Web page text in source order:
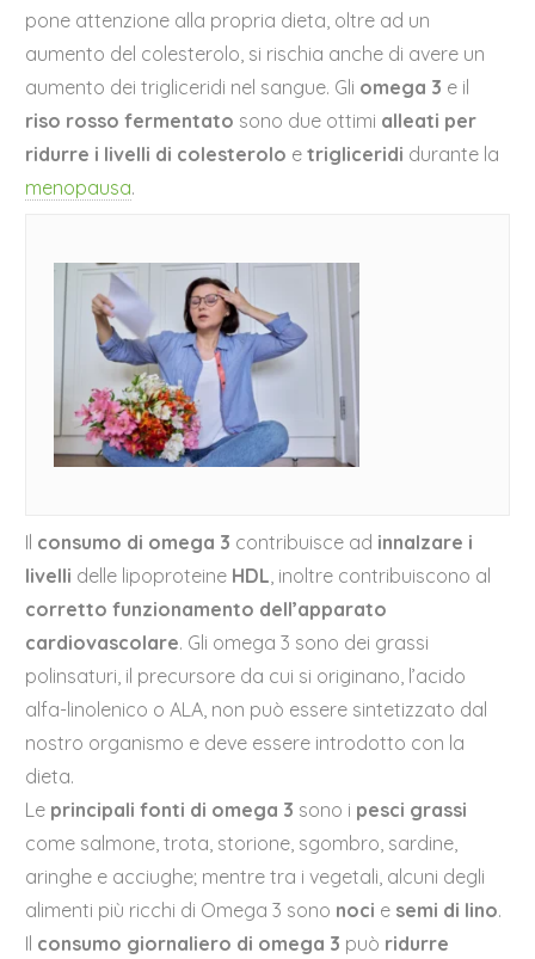
pone attenzione alla propria dieta, oltre ad un
aumento del colesterolo, si rischia anche di avere un
aumento dei trigliceridi nel sangue. Gli omega 3 e il
riso rosso fermentato sono due ottimi alleati per
ridurre i livelli di colesterolo etrigliceridi durante la
menopausa.
Il consumo di omega 3 contribuisce ad innalzare i
livelli delle lipoproteine HDL , inoltre contribuiscono al
corretto funzionamento dell’apparato
cardiovascolare. Gli omega 3 sono dei grassi
polinsaturi, il precursore da cui si originano, l’acido
alfa-linolenico o ALA, non può essere sintetizzato dal
nostro organismo e deve essere introdotto con la
dieta.
Le principali fonti di omega 3 sono i pesci grassi
come salmone, trota, storione, sgombro, sardine,
aringhe e acciughe; mentre tra i vegetali, alcuni degli
alimenti più ricchi di Omega 3 sono noci e semi di lino.
Il consumo giornaliero di omega 3 può ridurre